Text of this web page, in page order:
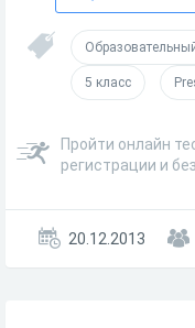
5 класс
Пройти онлайн
регистрации и
20.12.2013